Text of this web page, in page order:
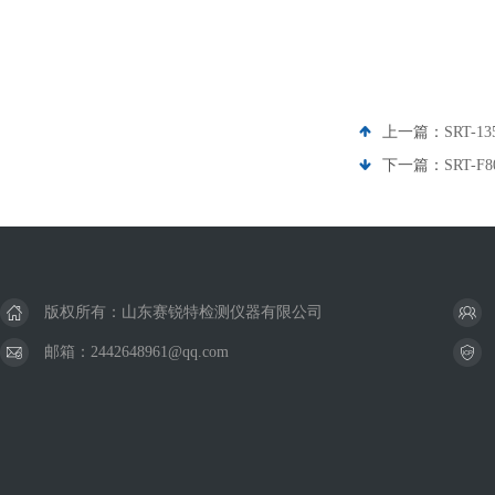
上一篇： SRT-
下一篇： SRT-
版权所有：山东赛锐特检测仪器有限公司
邮箱：2442648961@qq.com